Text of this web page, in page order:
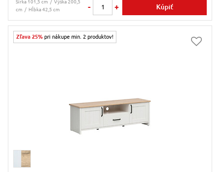
Šírka 101,5 cm
Výška 200,5
cm
Hĺbka 42,5 cm - + Kúpiť
Zľava 25% pri nákupe min. 2 produktov!